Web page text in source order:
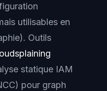
utilisables en
Outils
statique IAM
pour graph